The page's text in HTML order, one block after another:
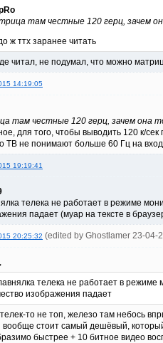
там честные 120 герц, зачем
ж ттх заранее читать
читал, не подумал, что можно
14:19:05
там честные 120 герц, зачем она
для того, чтобы выводить 120 к/
ТВ не понимают больше 60 Гц на
19:19:41
телека не работает в режиме
падает (муар на тексте в
20:25:32 (edited by Ghostlamer 23-04-
,
телека не работает в режиме
изображения падает
то не топ, железо там небось
стоит самый дешёвый, который
быстрее + 10 битное видео